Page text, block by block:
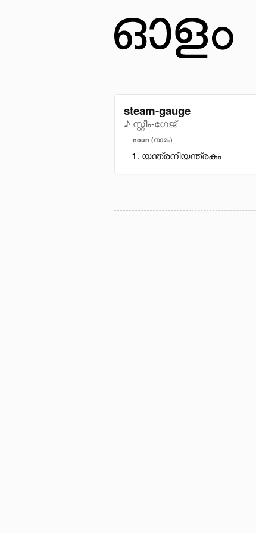
steam-gauge
♪ സ്റ്റീം-ഗേജ്
noun (നാമം)
യന്ത്രനിയന്ത്രകം